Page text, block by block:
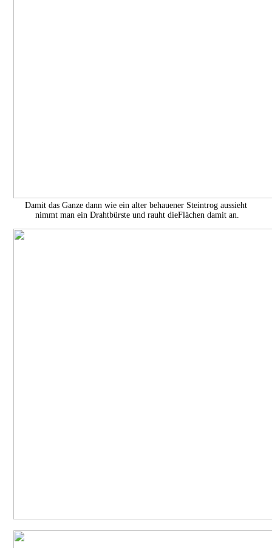
Damit das Ganze dann wie ein alter behauener Steintrog aussieht
nimmt man ein Drahtbürste und rauht dieFlächen damit an.